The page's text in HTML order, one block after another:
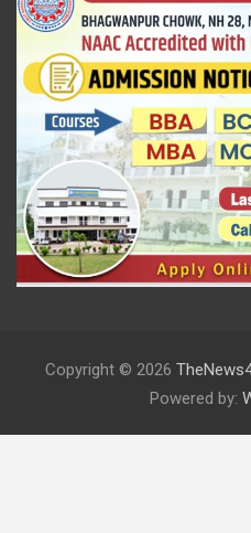
Copyright © 2026
Powered by: